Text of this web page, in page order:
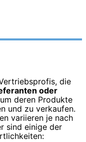
die
oder
deren Produkte
und zu verkaufen.
variieren je nach
sind einige der